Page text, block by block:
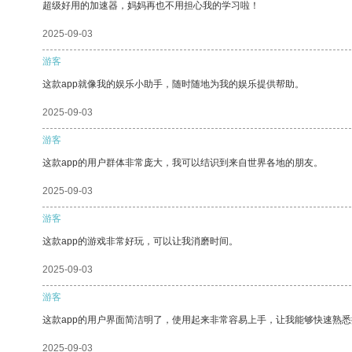
超级好用的加速器，妈妈再也不用担心我的学习啦！
2025-09-03
游客
这款app就像我的娱乐小助手，随时随地为我的娱乐提供帮助。
2025-09-03
游客
这款app的用户群体非常庞大，我可以结识到来自世界各地的朋友。
2025-09-03
游客
这款app的游戏非常好玩，可以让我消磨时间。
2025-09-03
游客
这款app的用户界面简洁明了，使用起来非常容易上手，让我能够快速熟
2025-09-03